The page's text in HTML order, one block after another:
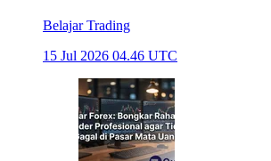
Belajar Trading
15 Jul 2026 04.46 UTC